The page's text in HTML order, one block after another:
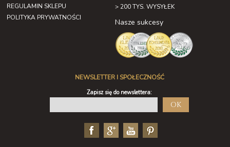
REGULAMIN SKLEPU
POLITYKA PRYWATNOŚCI
> 200 TYS. WYSYŁEK
Nasze sukcesy
NEWSLETTER I SPOŁECZNOŚĆ
Zapisz się do newslettera:
OK